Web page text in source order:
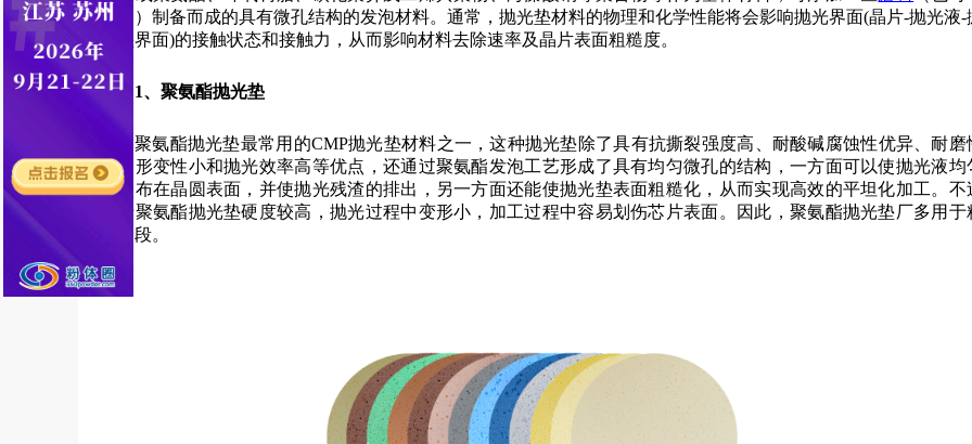
添加）制备而成的具有微孔结构的发泡材料。通常，抛光垫材料的物理和化学性能将会影响抛光界面(晶片-抛光液-
光垫界面)的接触状态和接触力，从而影响材料去除速率及晶片表面粗糙度。
1、聚氨酯抛光垫
聚氨酯抛光垫最常用的CMP抛光垫材料之一，这种抛光垫除了具有抗撕裂强度高、耐酸碱腐蚀性优异、耐磨
好、形变性小和抛光效率高等优点，还通过聚氨酯发泡工艺形成了具有均匀微孔的结构，一方面可以使抛光液均
的分布在晶圆表面，并使抛光残渣的排出，另一方面还能使抛光垫表面粗糙化，从而实现高效的平坦化加工。不
由于聚氨酯抛光垫硬度较高，抛光过程中变形小，加工过程中容易划伤芯片表面。因此，聚氨酯抛光垫厂多用于
抛阶段。